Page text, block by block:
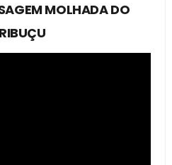
MOLHADA DO